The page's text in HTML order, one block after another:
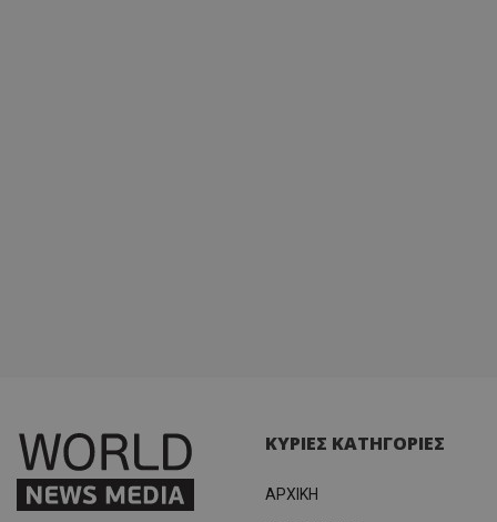
ΚΥΡΙΕΣ ΚΑΤΗΓΟΡΙΕΣ
ΑΡΧΙΚΗ